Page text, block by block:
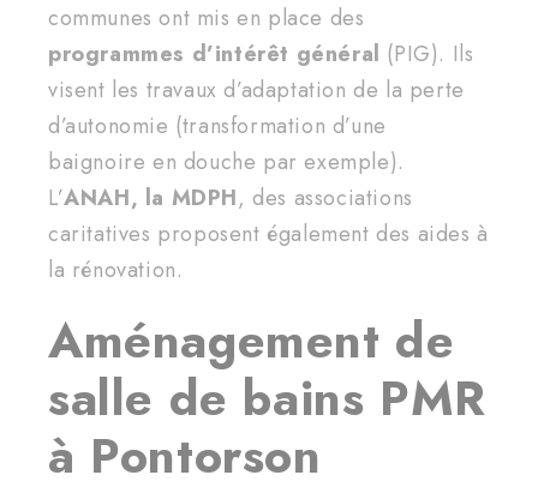
communes ont mis en place des
programmes d’intérêt général (PIG). Ils
visent les travaux d’adaptation de la perte
d’autonomie (transformation d’une
baignoire en douche par exemple).
L’ANAH, la MDPH, des associations
caritatives proposent également des aides à
la rénovation.
Aménagement de
salle de bains PMR
à Pontorson